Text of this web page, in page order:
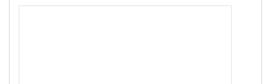
COTATION SPÉCIFIQUE